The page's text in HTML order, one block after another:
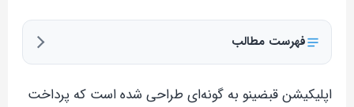
فهرست مطالب
اپلیکیشن قبضینو به گونه‌ای طراحی شده است که پرداخت